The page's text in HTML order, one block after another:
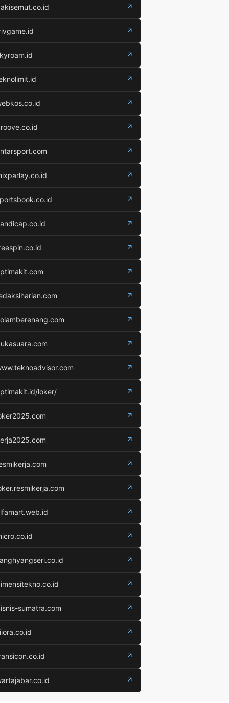
↗
↗
↗
↗
↗
↗
↗
↗
↗
↗
↗
↗
↗
↗
↗
↗
loker/ ↗
↗
↗
↗
↗
↗
↗
↗
↗
sumatra.com ↗
↗
↗
↗